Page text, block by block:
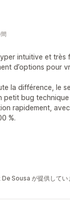
intuitive et très
d’options pour
la différence, le
petit bug
rapidement,
%.
Sousa が提供してい